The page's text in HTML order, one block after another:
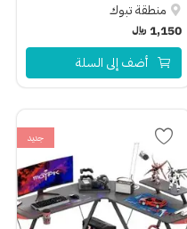
منطقة تبوك
1,150﷼
أضف إلى السلة
جديد